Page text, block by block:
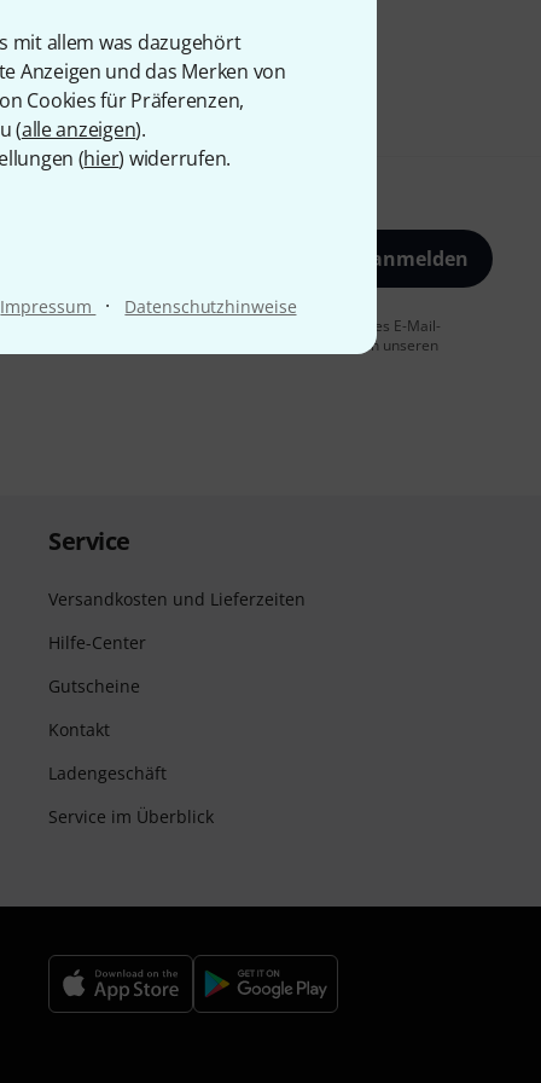
mit allem was dazugehört
Anzeigen und das Merken von
Cookies für Präferenzen,
(alle anzeigen).
(hier) widerrufen.
Impressum · Datenschutzhinweise
Jetzt anmelden
dem Erhalt von E-Mail-Werbung und einer Messung des E-Mail-
jederzeit möglich. Weitere Informationen finden Sie in unseren
Service
Versandkosten und Lieferzeiten
Hilfe-Center
Gutscheine
Kontakt
Ladengeschäft
Service im Überblick